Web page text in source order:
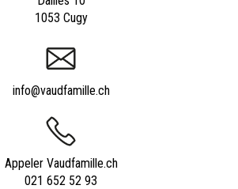
1053 Cugy
info@vaudfamille.ch
Appeler Vaudfamille.ch
021 652 52 93